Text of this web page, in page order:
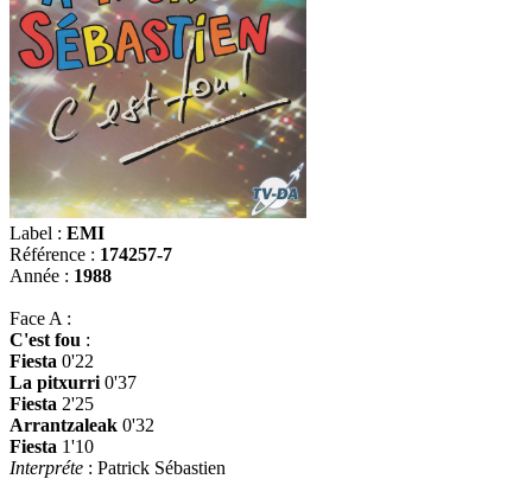
Label : EMI
Référence : 174257-7
Année : 1988
Face A :
C'est fou :
Fiesta 0'22
La pitxurri 0'37
Fiesta 2'25
Arrantzaleak 0'32
Fiesta 1'10
Interpréte : Patrick Sébastien